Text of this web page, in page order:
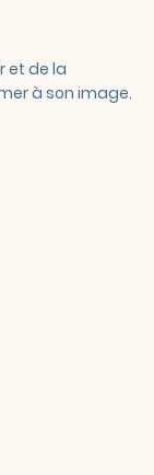
et de la
à son image.